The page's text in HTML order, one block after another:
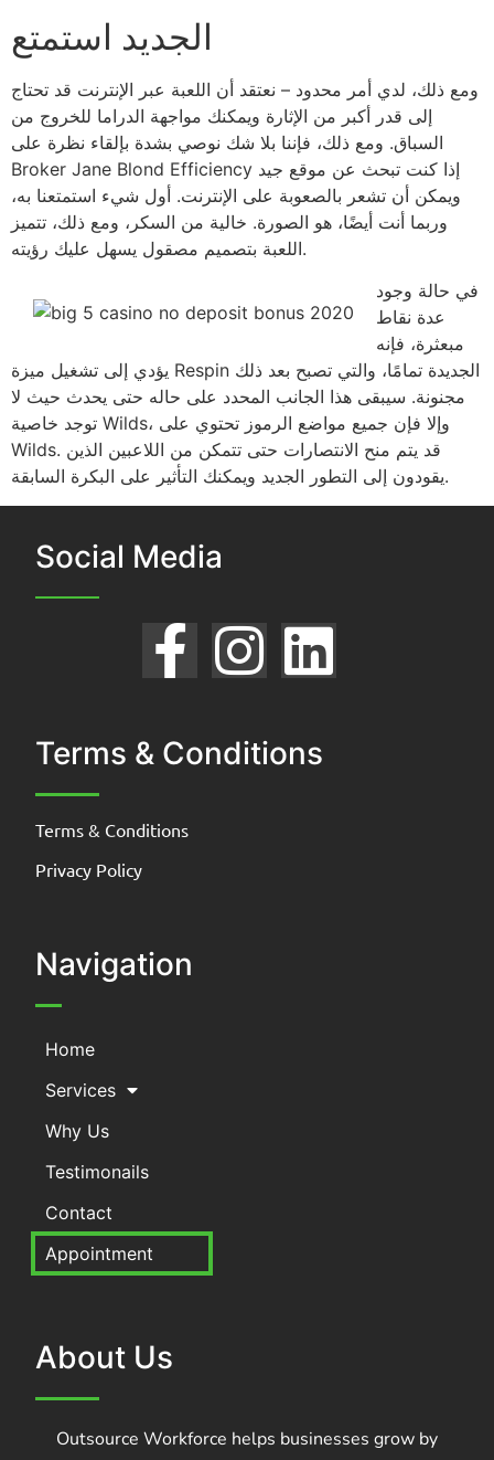
الجديد استمتع
ومع ذلك، لدي أمر محدود – نعتقد أن اللعبة عبر الإنترنت قد تحتاج
إلى قدر أكبر من الإثارة ويمكنك مواجهة الدراما للخروج من
السباق. ومع ذلك، فإننا بلا شك نوصي بشدة بإلقاء نظرة على
Broker Jane Blond Efficiency إذا كنت تبحث عن موقع جيد
ويمكن أن تشعر بالصعوبة على الإنترنت. أول شيء استمتعنا به،
وربما أنت أيضًا، هو الصورة. خالية من السكر، ومع ذلك، تتميز
اللعبة بتصميم مصقول يسهل عليك رؤيته.
في حالة وجود
عدة نقاط
مبعثرة، فإنه
يؤدي إلى تشغيل ميزة Respin الجديدة تمامًا، والتي تصبح بعد ذلك
مجنونة. سيبقى هذا الجانب المحدد على حاله حتى يحدث حيث لا
توجد خاصية Wilds، وإلا فإن جميع مواضع الرموز تحتوي على
Wilds. قد يتم منح الانتصارات حتى تتمكن من اللاعبين الذين
يقودون إلى التطور الجديد ويمكنك التأثير على البكرة السابقة.
Social Media
Terms & Conditions
Terms & Conditions
Privacy Policy
Navigation
Home
Services
Why Us
Testimonails
Contact
Appointment
About Us
Outsource Workforce helps businesses grow by